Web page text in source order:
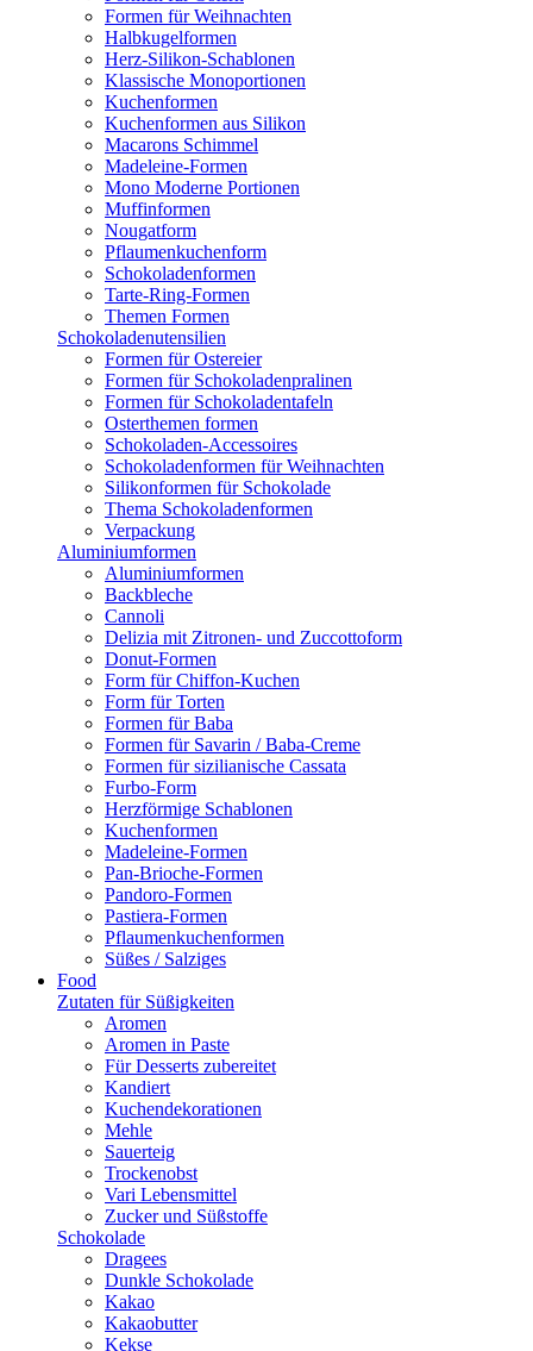
Formen für Weihnachten
Halbkugelformen
Herz-Silikon-Schablonen
Klassische Monoportionen
Kuchenformen
Kuchenformen aus Silikon
Macarons Schimmel
Madeleine-Formen
Mono Moderne Portionen
Muffinformen
Nougatform
Pflaumenkuchenform
Schokoladenformen
Tarte-Ring-Formen
Themen Formen
Schokoladenutensilien
Formen für Ostereier
Formen für Schokoladenpralinen
Formen für Schokoladentafeln
Osterthemen formen
Schokoladen-Accessoires
Schokoladenformen für Weihnachten
Silikonformen für Schokolade
Thema Schokoladenformen
Verpackung
Aluminiumformen
Aluminiumformen
Backbleche
Cannoli
Delizia mit Zitronen- und Zuccottoform
Donut-Formen
Form für Chiffon-Kuchen
Form für Torten
Formen für Baba
Formen für Savarin / Baba-Creme
Formen für sizilianische Cassata
Furbo-Form
Herzförmige Schablonen
Kuchenformen
Madeleine-Formen
Pan-Brioche-Formen
Pandoro-Formen
Pastiera-Formen
Pflaumenkuchenformen
Süßes / Salziges
Food
Zutaten für Süßigkeiten
Aromen
Aromen in Paste
Für Desserts zubereitet
Kandiert
Kuchendekorationen
Mehle
Sauerteig
Trockenobst
Vari Lebensmittel
Zucker und Süßstoffe
Schokolade
Dragees
Dunkle Schokolade
Kakao
Kakaobutter
Kekse